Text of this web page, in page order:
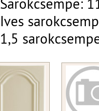
Sarokcsempe:
Ives
1,5